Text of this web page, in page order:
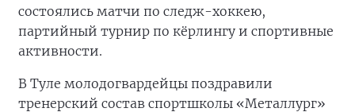
состоялись матчи по следж-хоккею,
партийный турнир по кёрлингу и спортивные
активности.
В Туле молодогвардейцы поздравили
тренерский состав спортшколы «Металлург»